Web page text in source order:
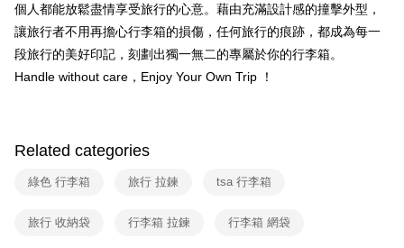
個人都能放鬆盡情享受旅行的心意。藉由充滿設計感的撞擊外型，
讓旅行者不用再擔心行李箱的損傷，任何旅行的痕跡，都成為每一
段旅行的美好印記，刻劃出獨一無二的專屬於你的行李箱。
Handle without care，Enjoy Your Own Trip ！
Related categories
綠色 行李箱 旅行 拉鍊 tsa 行李箱
旅行 收納袋 行李箱 拉鍊 行李箱 網袋